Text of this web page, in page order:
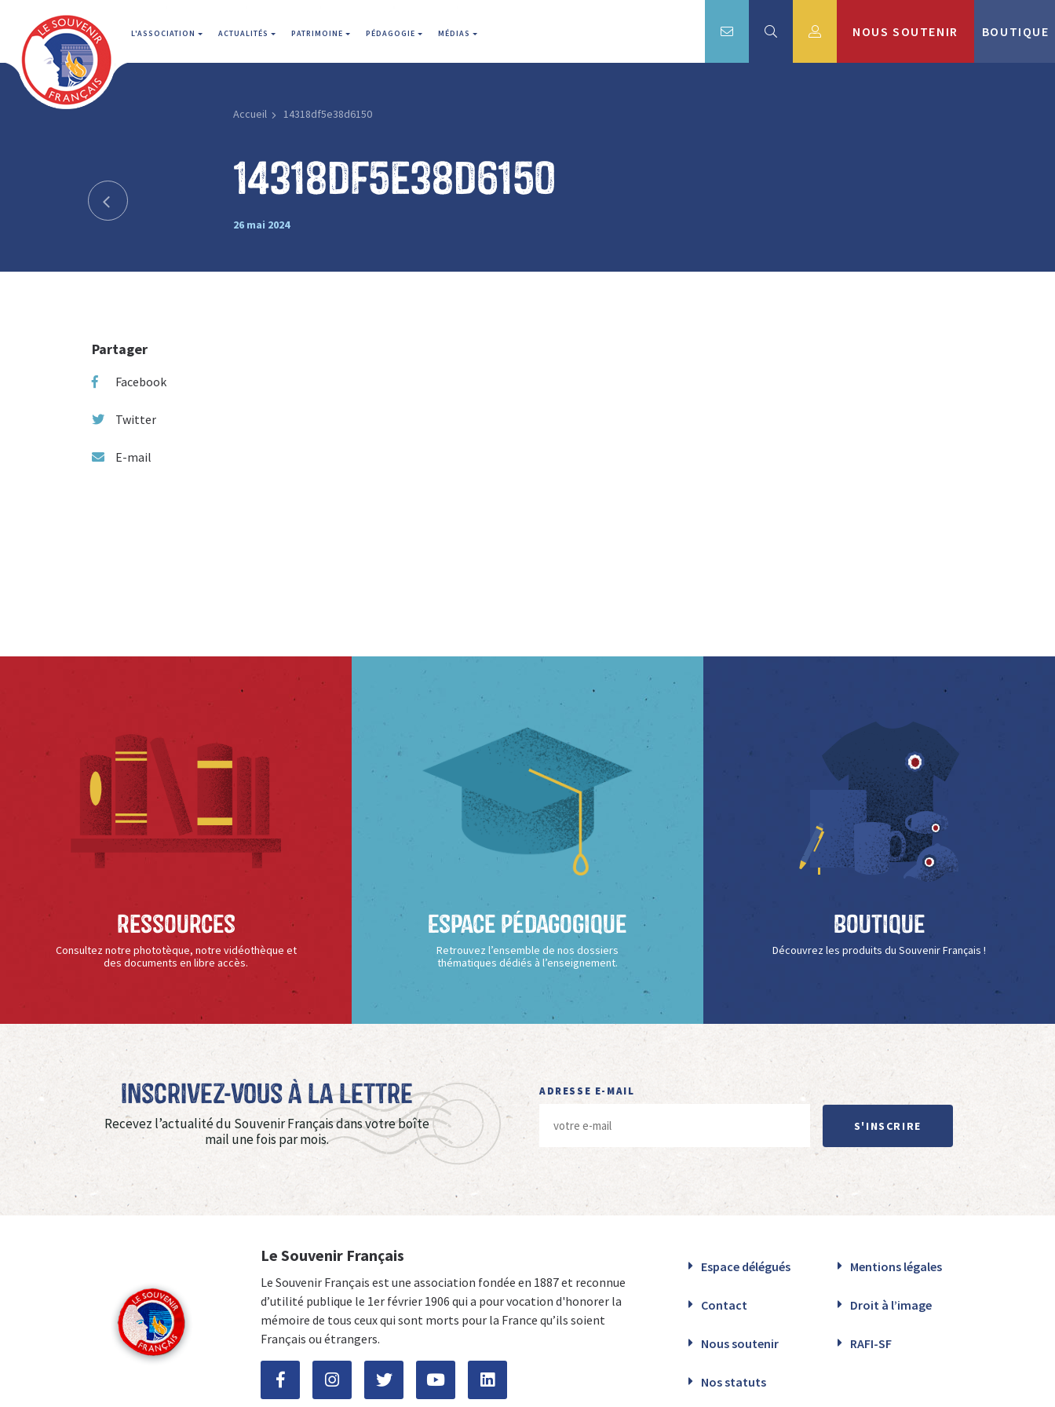
L'ASSOCIATION ACTUALITÉS PATRIMOINE PÉDAGOGIE MÉDIAS NOUS SOUTENIR BOUTIQUE
Accueil 14318df5e38d6150
14318df5e38d6150
26 mai 2024
Partager
Facebook
Twitter
E-mail
Ressources
Consultez notre phototèque, notre vidéothèque et
des documents en libre accès.
Espace Pédagogique
Retrouvez l’ensemble de nos dossiers
thématiques dédiés à l’enseignement.
Boutique
Découvrez les produits du Souvenir Français !
Inscrivez-vous à La Lettre
Recevez l’actualité du Souvenir Français dans votre boîte
mail une fois par mois.
ADRESSE E-MAIL
S'INSCRIRE
Le Souvenir Français
Le Souvenir Français est une association fondée en 1887 et reconnue
d’utilité publique le 1er février 1906 qui a pour vocation d'honorer la
mémoire de tous ceux qui sont morts pour la France qu’ils soient
Français ou étrangers.
Espace délégués Mentions légales
Contact Droit à l’image
Nous soutenir RAFI-SF
Nos statuts